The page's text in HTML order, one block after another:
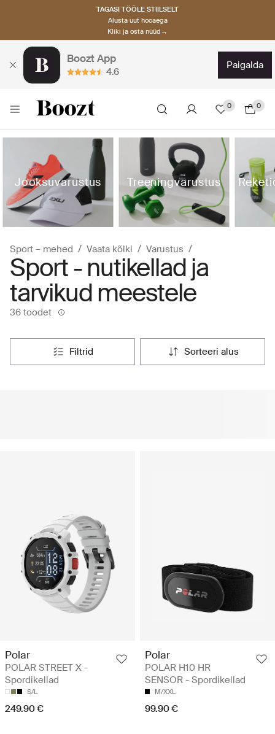
TAGASI TÖÖLE STIILSELT
Alusta uut hooaega
Kliki ja osta nüüd→
Boozt App
4.6
paigalda
0 0
Jooksuvarustus Treeningvarustus
Sport – mehed Vaata kõiki Varustus
Sport - nutikellad ja
tarvikud meestele
36 toodet
filtrid sorteeri alus
Polar
POLAR STREET X -
Spordikellad
S/L
249.90 €
Polar
POLAR H10 HR
SENSOR - Spordikellad
M/XXL
99.90 €